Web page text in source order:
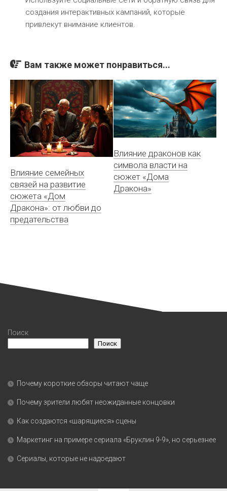
создания интерактивных кампаний, которые
привлекут внимание клиентов.
Вам также может понравиться...
Влияние семейных
связей на развитие
сюжета «Дом
Дракона»: от любви до
предательства
Влияние драконов как
символа власти на
сюжет «Дома
Дракона»
Поиск
Поиск
Почему короткие обзоры читают чаще
Почему зрители любят неожиданные концовки
Как создаются «шарящиеся» сцены
Маркетинг на примере сериала «Бруклин 9-9», но серьезнее
Сериалы, которые не надоедают